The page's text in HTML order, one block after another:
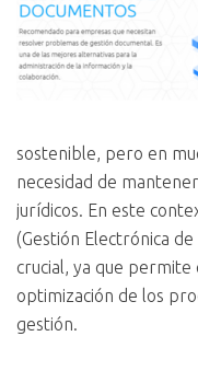
sostenible, pero en
necesidad de
jurídicos. En este
(Gestión Electrónica
crucial, ya que
optimización de los
gestión.